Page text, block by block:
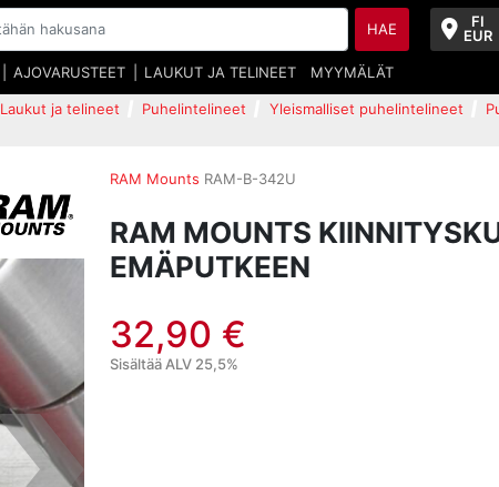
FI
EUR
HAE
AJOVARUSTEET LAUKUT JA TELINEET MYYMÄLÄT
Laukut ja telineet Puhelintelineet Yleismalliset puhelintelineet
RAM Mounts RAM-B-342U
RAM MOUNTS
EMÄPUTKEEN
32,90 €
Sisältää ALV 25,5%